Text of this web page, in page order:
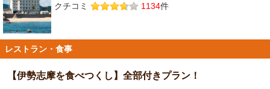
クチコミ
1134件
レストラン・食事
【伊勢志摩を食べつくし】全部付きプラン！